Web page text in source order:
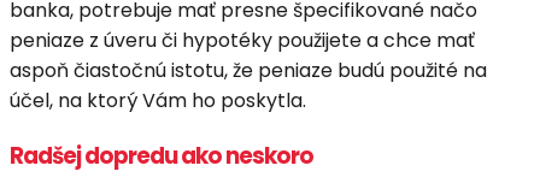
banka, potrebuje mať presne špecifikované načo
peniaze z úveru či hypotéky použijete a chce mať
aspoň čiastočnú istotu, že peniaze budú použité na
účel, na ktorý Vám ho poskytla.
Radšej dopredu ako neskoro